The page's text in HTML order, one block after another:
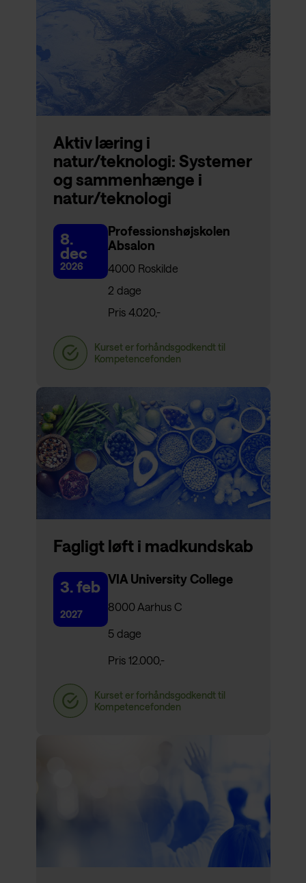
Aktiv læring i
natur/teknologi: Systemer
og sammenhænge i
natur/teknologi
8.
dec
2026
Professionshøjskolen
Absalon
4000 Roskilde
2 dage
Pris 4.020,-
Fagligt løft i madkundskab
3. feb
2027
VIA University College
8000 Aarhus C
5 dage
Pris 12.000,-